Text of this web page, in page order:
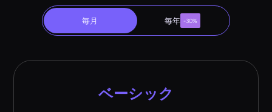
毎月 毎年 -30%
ベーシック